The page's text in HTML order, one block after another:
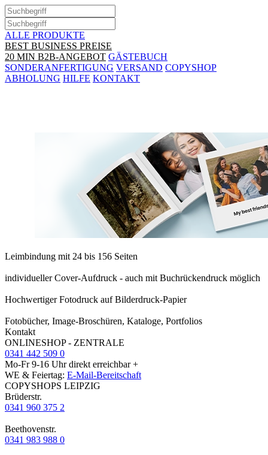
ALLE PRODUKTE
BEST BUSINESS PREISE
20 MIN B2B-ANGEBOT GÄSTEBUCH
SONDERANFERTIGUNG VERSAND COPYSHOP
ABHOLUNG HILFE KONTAKT
Leimbindung mit 24 bis 156 Seiten
individueller Cover-Aufdruck - auch mit Buchrückendruck möglich
Hochwertiger Fotodruck auf Bilderdruck-Papier
Fotobücher, Image-Broschüren, Kataloge, Portfolios
Kontakt
ONLINESHOP - ZENTRALE
0341 442 509 0
Mo-Fr 9-16 Uhr direkt erreichbar +
WE & Feiertag: E-Mail-Bereitschaft
COPYSHOPS LEIPZIG
Brüderstr.
0341 960 375 2
Beethovenstr.
0341 983 988 0